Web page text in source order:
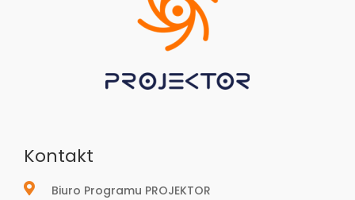
Kontakt
Biuro Programu PROJEKTOR